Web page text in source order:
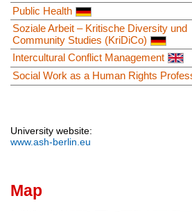
Public Health
Soziale Arbeit – Kritische Diversity und
Community Studies (KriDiCo)
Intercultural Conflict Management
Social Work as a Human Rights
University website:
www.ash-berlin.eu
Map